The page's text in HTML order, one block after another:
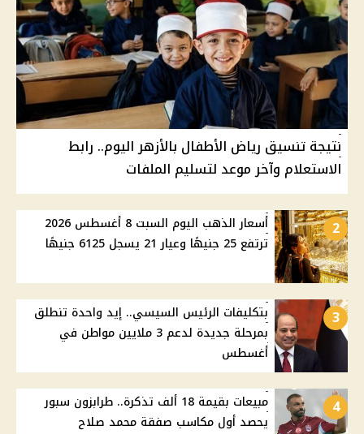
نتيجة تنسيق رياض الأطفال بالأزهر اليوم.. رابط
الاستعلام وآخر موعد لتسليم الملفات
2
أسعار الذهب اليوم السبت 8 أغسطس 2026
ترتفع 25 جنيهًا وعيار 21 يسجل 6125 جنيهًا
3
بتكليفات الرئيس السيسي.. إيد واحدة تنطلق
بمرحلة جديدة لدعم 3 ملايين مواطن في
أغسطس
4
مبيعات بقيمة 18 ألف تذكرة.. طرابزون سبور
يحصد أول مكاسب صفقة محمد صلاح